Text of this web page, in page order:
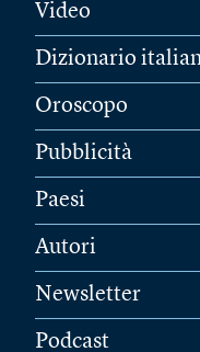
Video
Dizionario
Oroscopo
Pubblicità
Paesi
Autori
Newsletter
Podcast